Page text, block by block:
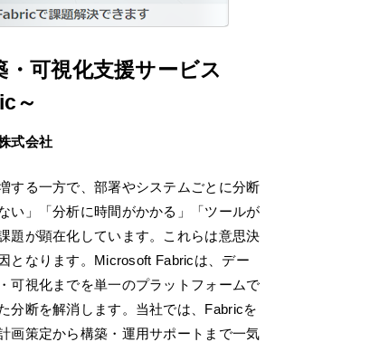
可視化支援サービス
～
式会社
する一方で、部署やシステムごとに分断
い」「分析に時間がかかる」「ツールが
題が顕在化しています。これらは意思決
となります。Microsoft Fabricは、デー
可視化までを単一のプラットフォームで
分断を解消します。当社では、Fabricを
画策定から構築・運用サポートまで一気